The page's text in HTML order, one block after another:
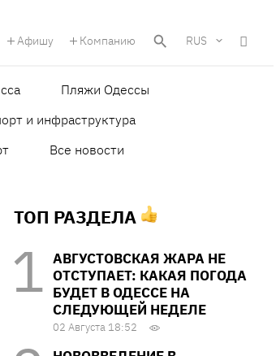
Афишу Компанию RUS
Пляжи Одессы
и инфраструктура
Все новости
ТОП РАЗДЕЛА
АВГУСТОВСКАЯ ЖАРА НЕ
ОТСТУПАЕТ: КАКАЯ ПОГОДА
БУДЕТ В ОДЕССЕ НА
СЛЕДУЮЩЕЙ НЕДЕЛЕ
02 Августа 18:52